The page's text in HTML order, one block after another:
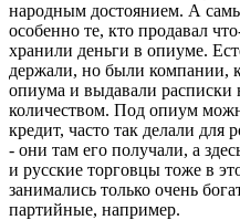
народным достоянием. А
особенно те, кто продавал
хранили деньги в опиуме.
держали, но были компании,
опиума и выдавали расписки
количеством. Под опиум
кредит, часто так делали для
- они там его получали, а
и русские торговцы тоже в
занимались только очень
партийные, например.